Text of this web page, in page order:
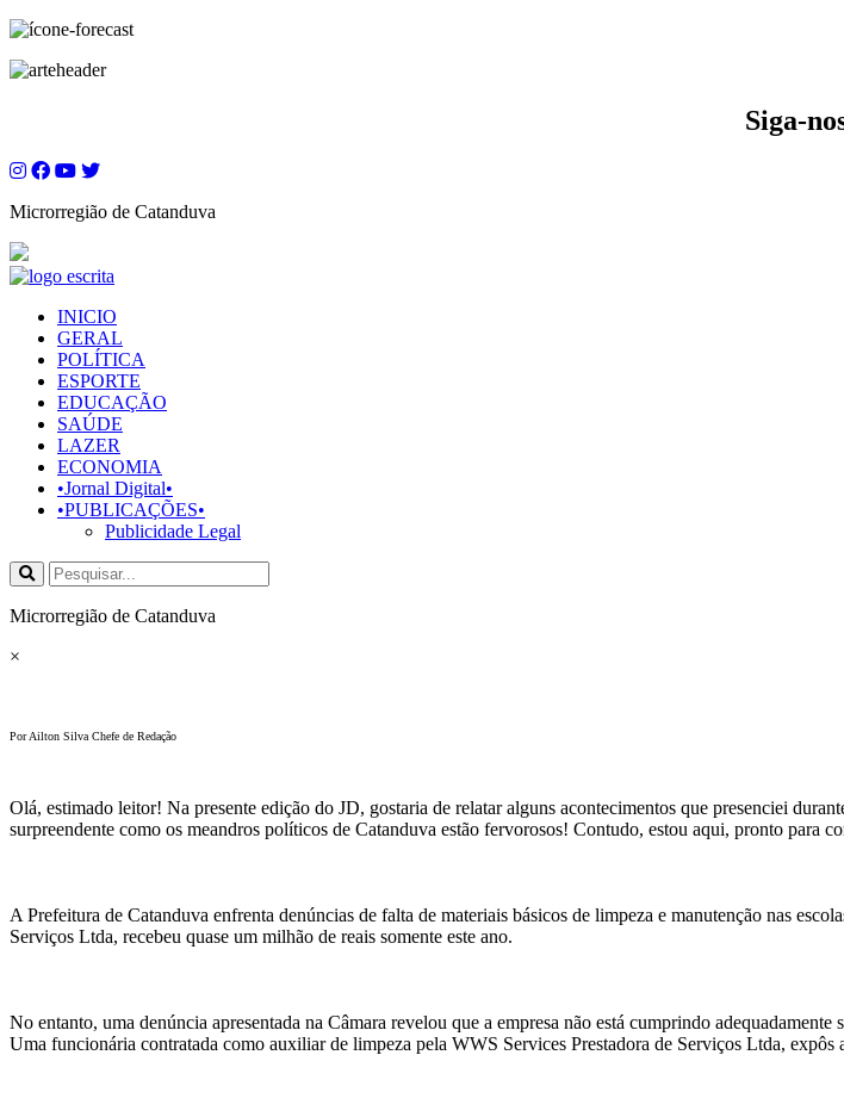
Siga-
Microrregião de Catanduva
INICIO
GERAL
POLÍTICA
ESPORTE
EDUCAÇÃO
SAÚDE
LAZER
ECONOMIA
•Jornal Digital•
•PUBLICAÇÕES•
Publicidade Legal
Microrregião de Catanduva
×
Por Ailton Silva Chefe de Redação
Olá, estimado leitor! Na presente edição do JD, gostaria de relatar alguns acontecimentos que presenciei
surpreendente como os meandros políticos de Catanduva estão fervorosos! Contudo, estou aqui, pronto para
A Prefeitura de Catanduva enfrenta denúncias de falta de materiais básicos de limpeza e manutenção nas
Serviços Ltda, recebeu quase um milhão de reais somente este ano.
No entanto, uma denúncia apresentada na Câmara revelou que a empresa não está cumprindo
Uma funcionária contratada como auxiliar de limpeza pela WWS Services Prestadora de Serviços Ltda, expôs